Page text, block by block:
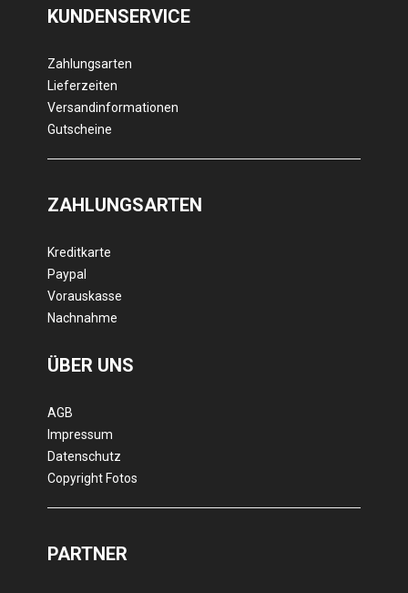
KUNDENSERVICE
Zahlungsarten
Lieferzeiten
Versandinformationen
Gutscheine
ZAHLUNGSARTEN
Kreditkarte
Paypal
Vorauskasse
Nachnahme
ÜBER UNS
AGB
Impressum
Datenschutz
Copyright Fotos
PARTNER